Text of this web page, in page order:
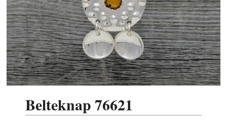
Belteknap 76621